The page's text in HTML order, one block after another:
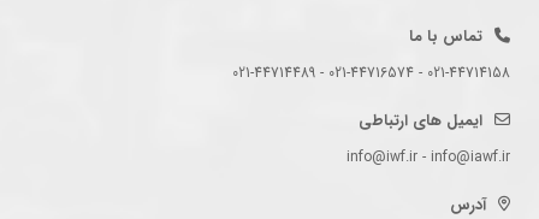
تماس با ما
021-44714158 - 021-44716574 - 021-44714489
ایمیل های ارتباطی
info@iwf.ir - info@iawf.ir
آدرس